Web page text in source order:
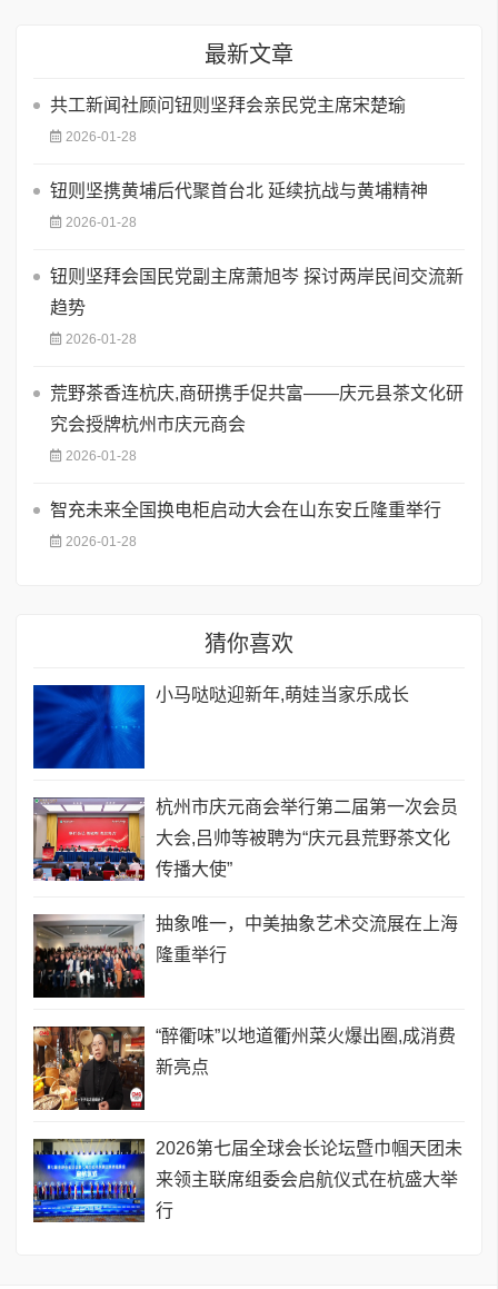
最新文章
共工新闻社顾问钮则坚拜会亲民党主席宋楚瑜
2026-01-28
钮则坚携黄埔后代聚首台北 延续抗战与黄埔精神
2026-01-28
钮则坚拜会国民党副主席萧旭岑 探讨两岸民间交流新
趋势
2026-01-28
荒野茶香连杭庆,商研携手促共富——庆元县茶文化研
究会授牌杭州市庆元商会
2026-01-28
智充未来全国换电柜启动大会在山东安丘隆重举行
2026-01-28
猜你喜欢
小马哒哒迎新年,萌娃当家乐成长
杭州市庆元商会举行第二届第一次会员
大会,吕帅等被聘为“庆元县荒野茶文化
传播大使”
抽象唯一，中美抽象艺术交流展在上海
隆重举行
“醉衢味”以地道衢州菜火爆出圈,成消费
新亮点
2026第七届全球会长论坛暨巾帼天团未
来领主联席组委会启航仪式在杭盛大举
行